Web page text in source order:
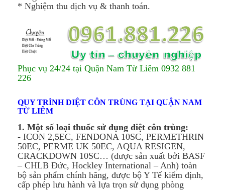
* Nghiệm thu dịch vụ & thanh toán.
Phục vụ 24/24 tại Quận Nam Từ Liêm 0932 881
226
QUY TRÌNH DIỆT CÔN TRÙNG TẠI QUẬN NAM
TỪ LIÊM
1. Một số loại thuốc sử dụng diệt côn trùng:
- ICON 2,5EC, FENDONA 10SC, PERMETHRIN
50EC, PERME UK 50EC, AQUA RESIGEN,
CRACKDOWN 10SC… (được sản xuất bởi BASF
– CHLB Đức, Hockley International – Anh) toàn
bộ sản phẩm chính hãng, được bộ Y Tế kiểm định,
cấp phép lưu hành và lựa trọn sử dụng phòng